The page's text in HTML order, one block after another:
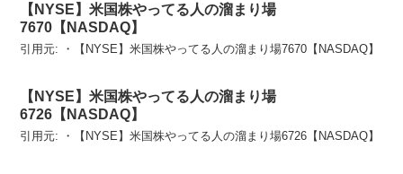
【NYSE】米国株やってる人の溜まり場
7670【NASDAQ】
引用元: ・【NYSE】米国株やってる人の溜まり場7670【NASDAQ】
【NYSE】米国株やってる人の溜まり場
6726【NASDAQ】
引用元: ・【NYSE】米国株やってる人の溜まり場6726【NASDAQ】